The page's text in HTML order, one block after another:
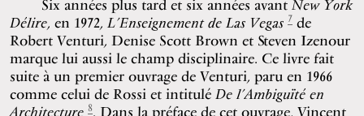
Six années plus tard et six années avant New York
Délire, en 1972, L’Enseignement de Las Vegas 7de
Robert Venturi, Denise Scott Brown et Steven Izenour
marque lui aussi le champ disciplinaire. Ce livre fait
suite à un premier ouvrage de Venturi, paru en 1966
comme celui de Rossi et intitulé De l’Ambiguïté en
Architecture 8. Dans la préface de cet ouvrage, Vincent